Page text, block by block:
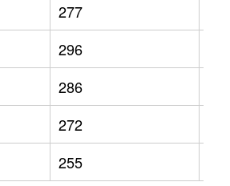
277
296
286
272
255